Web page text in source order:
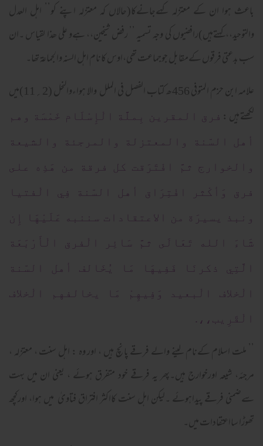
باعث ہوا ان کے معتزلہ کہےجانےکا(حالاں کہ معتزلہ اپنے کو’’ اہل العدل
والتوحید،،کہتےہیں)رافضیوں کی وجہ تسمیہ ’’ رفض شیخین،، ہےو علی ھذا لقیاس ۔ان
سب بدعتی فرقوں کےمقابل جوجماعت تھی،اوس کانام اہل السنہ والجماعۃ تھا۔
علامہ ابن حزم المتوفی 456ھ کتاب الفصل فی الملل والا ہواءوالنحل (2؍11)میں
لکھتے ہیں : فرق المقرين بِملَّة الْإِسْلَام خَمْسَة وهم
أهل السّنة والمعتزلة والمرجئة والشيعة
والخوارج ثمَّ افْتَرَقت كل فرقة من هَذِه على
فرق وَأكْثر افْتِرَاق أهل السّنة فِي الْفتيا
ونبذ يسيرَة من الاعتقادات سننبه عَلَيْهَا إِن
شَاءَ الله تَعَالَى ثمَّ سَائِر الْفرق الْأَرْبَعَة
الَّتِي ذكرنَا فَفِيهَا مَا يُخَالف أهل السّنة
الْخلاف الْبعيد وَفِيهِمْ مَا يخالفهم الْخلاف
الْقَرِيب،،.
’’ ملت اسلام کےنام لینے والے فرقے پانچ ہیں ، اور وہ : اہل سنت ، معتزلہ ،
مرجئہ، شیعہ اورخوارج ہیں۔پھر یہ فرقے خود متفرق ہوئے ، یعنی ان میں بہت
سےضمنی فرقے پیداہوئے ۔لیکن اہل سنت کااکثر افتراق فتاویٰ میں ہوا، اورکچھ
تھوڑا سااعتقادات میں۔